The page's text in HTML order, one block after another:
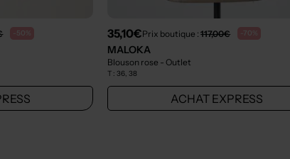
-50% 35,10€Prix boutique :117,00€ -70%
MALOKA
Blouson rose - Outlet
T :36, 38
ACHAT EXPRESS